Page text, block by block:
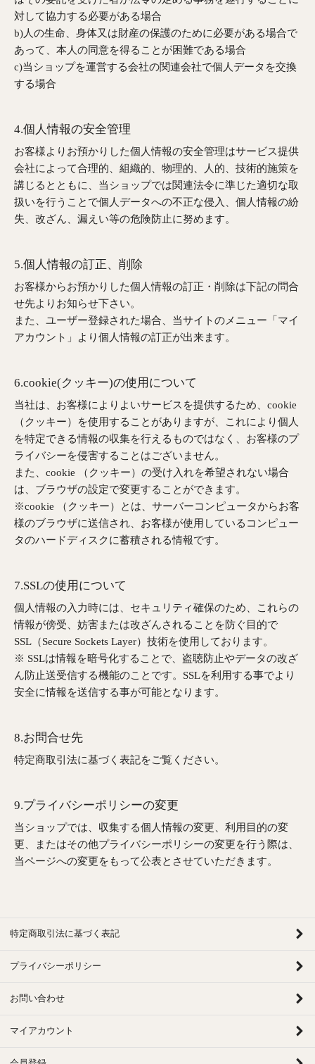
対して協力する必要がある場合
b)人の生命、身体又は財産の保護のために必要がある場合で
あって、本人の同意を得ることが困難である場合
c)当ショップを運営する会社の関連会社で個人データを交換
する場合
4.個人情報の安全管理
お客様よりお預かりした個人情報の安全管理はサービス提供
会社によって合理的、組織的、物理的、人的、技術的施策を
講じるとともに、当ショップでは関連法令に準じた適切な取
扱いを行うことで個人データへの不正な侵入、個人情報の紛
失、改ざん、漏えい等の危険防止に努めます。
5.個人情報の訂正、削除
お客様からお預かりした個人情報の訂正・削除は下記の問合
せ先よりお知らせ下さい。
また、ユーザー登録された場合、当サイトのメニュー「マイ
アカウント」より個人情報の訂正が出来ます。
6.cookie(クッキー)の使用について
当社は、お客様によりよいサービスを提供するため、cookie
（クッキー）を使用することがありますが、これにより個人
を特定できる情報の収集を行えるものではなく、お客様のプ
ライバシーを侵害することはございません。
また、cookie （クッキー）の受け入れを希望されない場合
は、ブラウザの設定で変更することができます。
※cookie （クッキー）とは、サーバーコンピュータからお客
様のブラウザに送信され、お客様が使用しているコンピュー
タのハードディスクに蓄積される情報です。
7.SSLの使用について
個人情報の入力時には、セキュリティ確保のため、これらの
情報が傍受、妨害または改ざんされることを防ぐ目的で
SSL（Secure Sockets Layer）技術を使用しております。
※ SSLは情報を暗号化することで、盗聴防止やデータの改ざ
ん防止送受信する機能のことです。SSLを利用する事でより
安全に情報を送信する事が可能となります。
8.お問合せ先
特定商取引法に基づく表記をご覧ください。
9.プライバシーポリシーの変更
当ショップでは、収集する個人情報の変更、利用目的の変
更、またはその他プライバシーポリシーの変更を行う際は、
当ページへの変更をもって公表とさせていただきます。
特定商取引法に基づく表記
プライバシーポリシー
お問い合わせ
マイアカウント